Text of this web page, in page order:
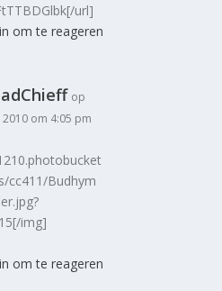
url]
om te reageren
op
om 4:05 pm
cc411/Budhym
img]
om te reageren